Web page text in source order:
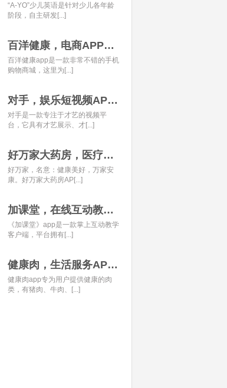
“A-YO”少儿英语是针对少儿各年龄
阶段，自主研发[...]
百洋健康，电商APP开发经典案例
百洋健康app是一款非常不错的手机
购物商城，这里为[...]
对手，娱乐短视频APP开发经典案例
对手是一款专注于才艺的视频平
台，它具有才艺展示、才[...]
好万家大药房，医疗健康APP开发经典案例
好万家，名意：健康美好，万家安
康。好万家大药房AP[...]
加课堂，在线互动教育APP经典案例
《加课堂》app是一款掌上互动教学
客户端，平台拥有[...]
健康肉，生活服务APP开发经典案例
健康肉app专为用户提供健康的肉
类，有猪肉、牛肉、[...]